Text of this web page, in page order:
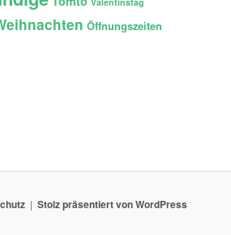
Öffnungszeiten
Stolz präsentiert von WordPress